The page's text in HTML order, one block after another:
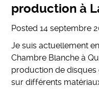
production à
Posted14 septembre
Je suis actuellement
Chambre Blanche à
production de
sur différents